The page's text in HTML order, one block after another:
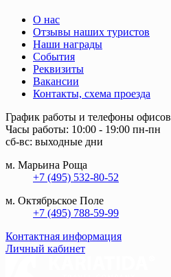
О нас
Отзывы наших туристов
Наши награды
События
Реквизиты
Вакансии
Контакты, схема проезда
График работы и телефоны офисов
Часы работы: 10:00 - 19:00 пн-пн
сб-вс: выходные дни
м. Марьина Роща
+7 (495) 532-80-52
м. Октябрьское Поле
+7 (495) 788-59-99
Контактная информация
Личный кабинет